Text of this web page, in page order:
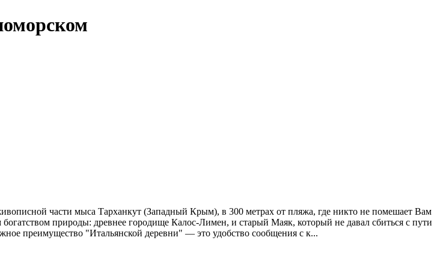
части мыса Тарханкут (Западный Крым), в 300 метрах от пляжа, где никто не помешает Вам
природы: древнее городище Калос-Лимен, и старый Маяк, который не давал сбиться с пути
преимущество "Итальянской деревни" — это удобство сообщения с к...